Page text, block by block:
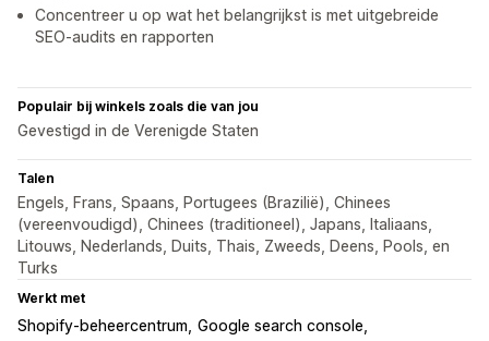
Concentreer u op wat het belangrijkst is met uitgebreide
SEO-audits en rapporten
Populair bij winkels zoals die van jou
Gevestigd in de Verenigde Staten
Talen
Engels, Frans, Spaans, Portugees (Brazilië), Chinees
(vereenvoudigd), Chinees (traditioneel), Japans, Italiaans,
Litouws, Nederlands, Duits, Thais, Zweeds, Deens, Pools, en
Turks
Werkt met
Shopify-beheercentrum Google search console